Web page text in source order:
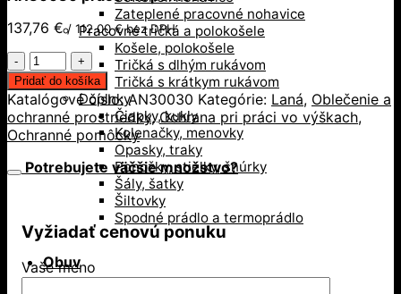
Zateplené pracovné nohavice
Pracovné tričká a polokošele
Košele, polokošele
Tričká s dlhým rukávom
Tričká s krátkym rukávom
Doplnky
Čiapky, kukly
Kolenačky, menovky
Opasky, traky
Ponožky, stielky, šnúrky
Šály, šatky
Šiltovky
Spodné prádlo a termoprádlo
Obuv
137,76 €/ 112,00€bez DPH
množstvo
AN30030
pracovná
pomôcka
Pridať do košíka
Katalógové číslo:AN30030 Kategórie: Laná, Oblečenie a
ochranné prostriedky,Ochrana pri práci vo výškach,
Ochranné pomôcky
Potrebujete väčšie množstvo?
Vyžiadať cenovú ponuku
Vaše meno